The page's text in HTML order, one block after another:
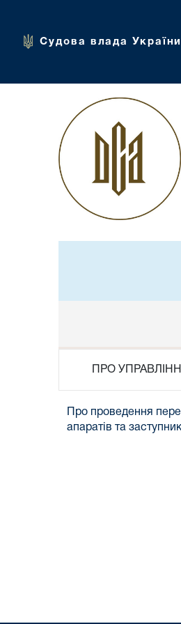
Судова влада України
ПРО
Про проведення
апаратів та